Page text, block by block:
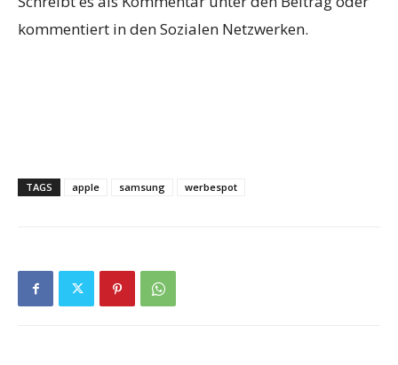
kommentiert in den Sozialen Netzwerken.
TAGS apple samsung werbespot